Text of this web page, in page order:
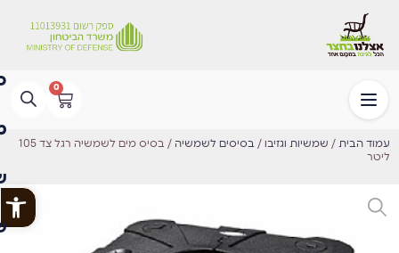
0
עמוד הבית / שמשיות וגזיבו / בסיסים לשמשיה
/ בסיס מים לשמשיה רגל צד 105
ליטר